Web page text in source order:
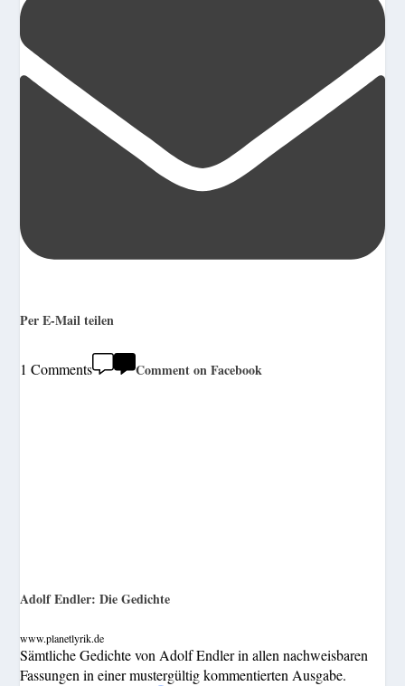
Per E-Mail teilen
1 Comments Comment on Facebook
Adolf Endler: Die Gedichte
www.planetlyrik.de
Sämtliche Gedichte von Adolf Endler in allen nachweisbaren
Fassungen in einer mustergültig kommentierten Ausgabe.